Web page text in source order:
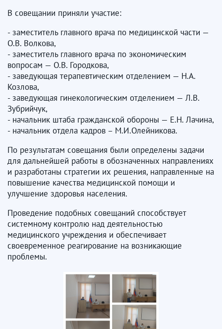
В совещании приняли участие:
- заместитель главного врача по медицинской части —
О.В. Волкова,
- заместитель главного врача по экономическим
вопросам — О.В. Городкова,
- заведующая терапевтическим отделением — Н.А.
Козлова,
- заведующая гинекологическим отделением — Л.В.
Зубрийчук,
- начальник штаба гражданской обороны — Е.Н. Лачина,
- начальник отдела кадров – М.И.Олейникова.
По результатам совещания были определены задачи
для дальнейшей работы в обозначенных направлениях
и разработаны стратегии их решения, направленные на
повышение качества медицинской помощи и
улучшение здоровья населения.
Проведение подобных совещаний способствует
системному контролю над деятельностью
медицинского учреждения и обеспечивает
своевременное реагирование на возникающие
проблемы.